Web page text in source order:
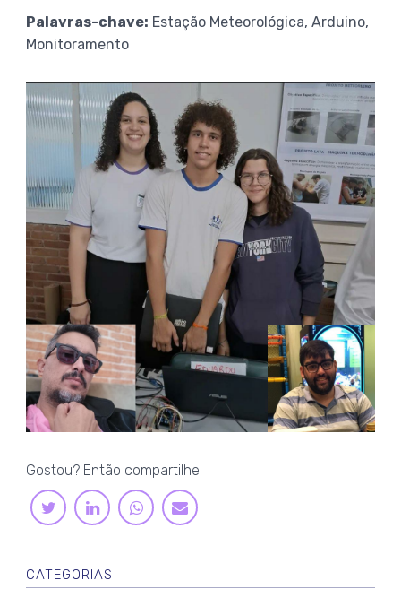
Palavras-chave: Estação Meteorológica, Arduino,
Monitoramento
Gostou? Então compartilhe:
TWITTERLINKEDINWHATSAPP
E-
MAIL
CATEGORIAS